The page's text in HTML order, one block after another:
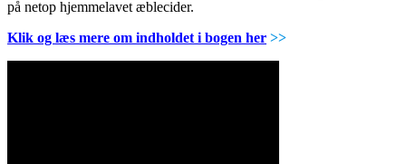
på netop hjemmelavet æblecider.
Klik og læs mere om indholdet i bogen her >>